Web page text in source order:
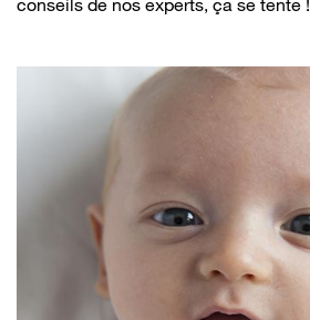
conseils de nos experts, ça se tente !